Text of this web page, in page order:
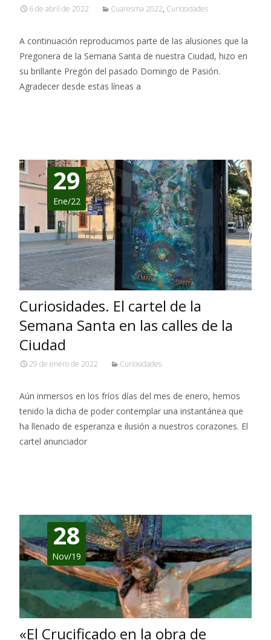
6 de abril de 2022 Cuaresma 2022, Curiosidades
A continuación reproducimos parte de las alusiones que la
Pregonera de la Semana Santa de nuestra Ciudad, hizo en
su brillante Pregón del pasado Domingo de Pasión.
Agradecer desde estas líneas a
29
Ene/22
Curiosidades. El cartel de la
Semana Santa en las calles de la
Ciudad
29 de enero de 2022 Curiosidades
Aún inmersos en los fríos días del mes de enero, hemos
tenido la dicha de poder contemplar una instantánea que
ha llenado de esperanza e ilusión a nuestros corazones. El
cartel anunciador
28
Nov/19
«El Crucificado en la obra de